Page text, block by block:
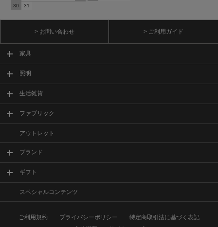
30
31
> お問い合わせ > ご利用ガイド
家具
照明
生活雑貨
ファブリック
アウトレット
ブランド
ギフト
スペシャルコンテンツ
ご利用規約 プライバシーポリシー
特定商取引法に基づく表記